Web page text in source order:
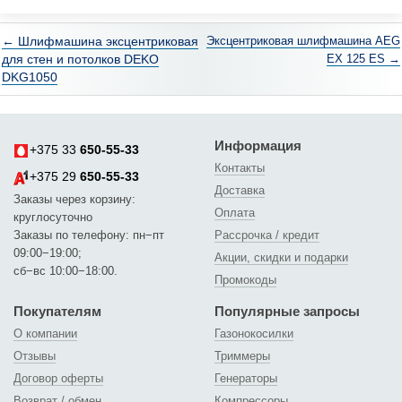
← Шлифмашина эксцентриковая
для стен и потолков DEKO
DKG1050
Эксцентриковая шлифмашина AEG
EX 125 ES →
+375 33 650-55-33
+375 29 650-55-33
Заказы через корзину:
круглосуточно
Заказы по телефону: пн−пт
09:00−19:00;
сб−вс 10:00−18:00.
Информация
Контакты
Доставка
Оплата
Рассрочка / кредит
Акции, скидки и подарки
Промокоды
Покупателям
О компании
Отзывы
Договор оферты
Популярные запросы
Газонокосилки
Триммеры
Генераторы